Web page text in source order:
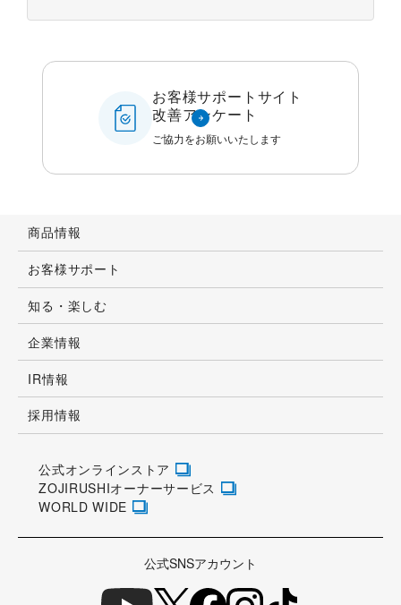
お客様サポートサイト
改善アンケート
ご協力をお願いいたします
商品情報
お客様サポート
知る・楽しむ
企業情報
IR情報
採用情報
公式オンラインストア
ZOJIRUSHIオーナーサービス
WORLD WIDE
公式SNSアカウント